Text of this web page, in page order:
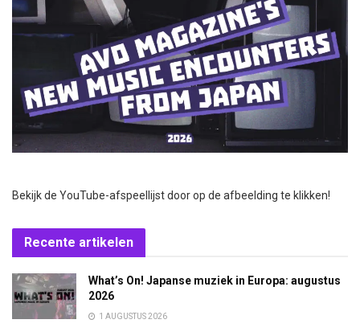
Bekijk de YouTube-afspeellijst door op de afbeelding te klikken!
Recente artikelen
What’s On! Japanse muziek in Europa: augustus
2026
1 AUGUSTUS 2026